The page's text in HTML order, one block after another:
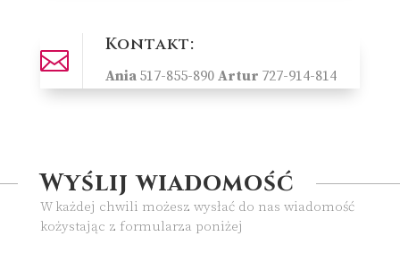

Kontakt:
Ania 517-855-890 Artur 727-914-814
Wyślij wiadomość
W każdej chwili możesz wysłać do nas wiadomość
kożystając z formularza poniżej